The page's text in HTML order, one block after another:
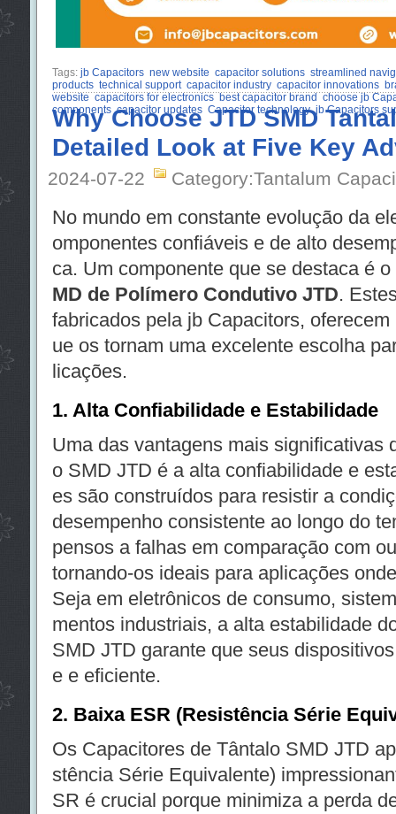
Tags: jb Capacitors new website capacitor solutions streamlined
products technical support capacitor industry capacitor innovations
website capacitors for electronics best capacitor brand choose jb
components capacitor updates Capacitor technology jb Capacitors
Why Choose JTD SMD
Detailed Look at Five Key
2024-07-22 Category:Tantalum
No mundo em constante evolução da
omponentes confiáveis e de alto
ca. Um componente que se destaca é o
MD de Polímero Condutivo JTD.
fabricados pela jb Capacitors,
ue os tornam uma excelente escolha
licações.
1. Alta Confiabilidade e Estabilidade
Uma das vantagens mais significativas
o SMD JTD é a alta confiabilidade e
es são construídos para resistir a
desempenho consistente ao longo do
pensos a falhas em comparação com
tornando-os ideais para aplicações
Seja em eletrônicos de consumo,
mentos industriais, a alta estabilidade
SMD JTD garante que seus
e e eficiente.
2. Baixa ESR (Resistência Série
Os Capacitores de Tântalo SMD JTD
stência Série Equivalente)
SR é crucial porque minimiza a perda